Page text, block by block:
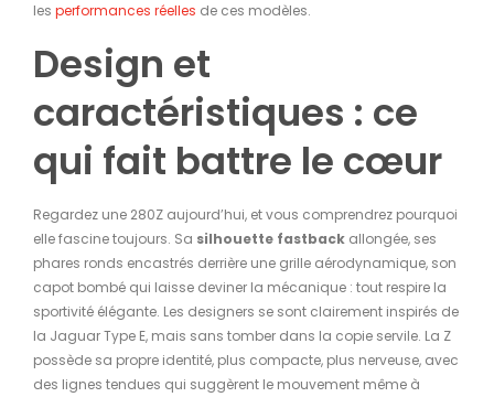
les performances réelles de ces modèles.
Design et
caractéristiques : ce
qui fait battre le cœur
Regardez une 280Z aujourd’hui, et vous comprendrez pourquoi
elle fascine toujours. Sa silhouette fastback allongée, ses
phares ronds encastrés derrière une grille aérodynamique, son
capot bombé qui laisse deviner la mécanique : tout respire la
sportivité élégante. Les designers se sont clairement inspirés de
la Jaguar Type E, mais sans tomber dans la copie servile. La Z
possède sa propre identité, plus compacte, plus nerveuse, avec
des lignes tendues qui suggèrent le mouvement même à